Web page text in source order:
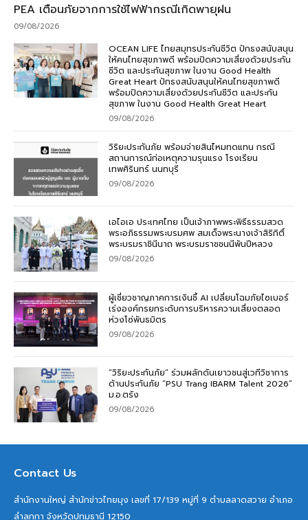
PEA เตือนภัยจากการใช้ไฟฟ้ากรณีเกิดพายุฝน
09/08/2026
OCEAN LIFE ไทยสมุทรประกันชีวิต ปักธงสนับสนุน
ให้คนไทยสุขภาพดี พร้อมปิดความเสี่ยงด้วยประกัน
ชีวิต และประกันสุขภาพ ในงาน Good Health
Great Heart ปักธงสนับสนุนให้คนไทยสุขภาพดี
พร้อมปิดความเสี่ยงด้วยประกันชีวิต และประกัน
สุขภาพ ในงาน Good Health Great Heart
09/08/2026
วิริยะประกันภัย พร้อมจ่ายสินไหมทดแทน กรณี
สถานการณ์ก่อเหตุความรุนแรง โรงเรียน
เทพศิรินทร์ นนทบุรี
09/08/2026
เอไอเอ ประเทศไทย เป็นเจ้าภาพพระพิธีธรรมสวด
พระอภิธรรมพระบรมศพ สมเด็จพระนางเจ้าสิริกิติ์
พระบรมราชินีนาถ พระบรมราชชนนีพันปีหลวง
09/08/2026
ผู้เชี่ยวชาญภาคการเงินชี้ AI เปลี่ยนโฉมภัยไซเบอร์
เร่งองค์กรยกระดับการบริหารความเสี่ยงตลอด
ห่วงโซ่พันธมิตร
09/08/2026
“วิริยะประกันภัย” ร่วมผลักดันเยาวชนสู่เวทีวิชาการ
ด้านประกันภัย “PSU Trang IBARM Talent 2026”
ม.อ.ตรัง
09/08/2026
Contact Us
สำนักงานใหญ่ สำนักข่าวไทยมุง เลขที่ 17/139 หมู่ที่ 9 ตำบลลาดสวาย อำเภอ
ลำลูกกา จังหวัดปทุมธานี 12150